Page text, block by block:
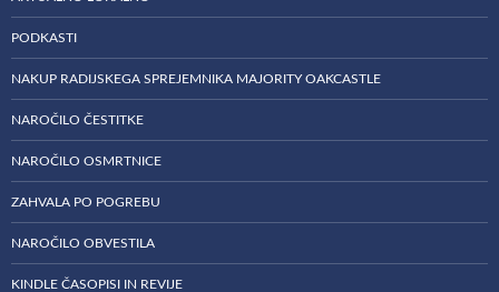
PODKASTI
NAKUP RADIJSKEGA SPREJEMNIKA MAJORITY OAKCASTLE
NAROČILO ČESTITKE
NAROČILO OSMRTNICE
ZAHVALA PO POGREBU
NAROČILO OBVESTILA
KINDLE ČASOPISI IN REVIJE